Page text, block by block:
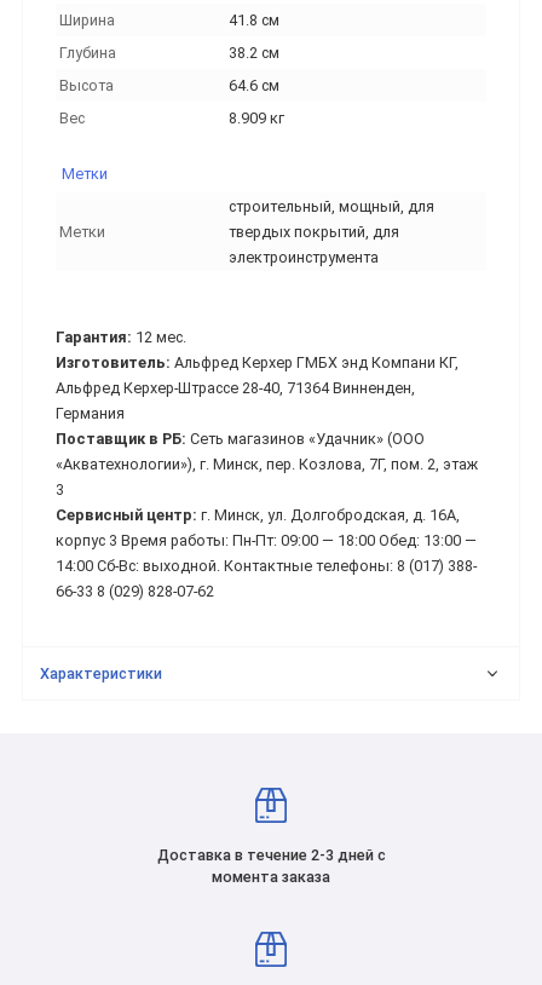
Ширина
41.8 см
Глубина
38.2 см
Высота
64.6 см
Вес
8.909 кг
Метки
Метки
строительный, мощный, для
твердых покрытий, для
электроинструмента
Гарантия: 12 мес.
Изготовитель: Альфред Керхер ГМБХ энд Компани КГ,
Альфред Керхер-Штрассе 28-40, 71364 Винненден,
Германия
Поставщик в РБ: Сеть магазинов «Удачник» (ООО
«Акватехнологии»), г. Минск, пер. Козлова, 7Г, пом. 2, этаж
3
Сервисный центр: г. Минск, ул. Долгобродская, д. 16A,
корпус 3 Время работы: Пн-Пт: 09:00 — 18:00 Обед: 13:00 —
14:00 Сб-Вс: выходной. Контактные телефоны: 8 (017) 388-
66-33 8 (029) 828-07-62
Характеристики
Доставка в течение 2-3 дней с
момента заказа